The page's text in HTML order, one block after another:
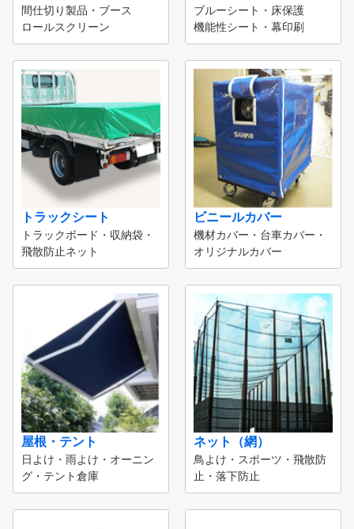
間仕切り製品・ブース
ロールスクリーン
ブルーシート・床保護
機能性シート・幕印刷
トラックシート
トラックボード・収納袋・
飛散防止ネット
ビニールカバー
機材カバー・台車カバー・
オリジナルカバー
屋根・テント
日よけ・雨よけ・オーニン
グ・テント倉庫
ネット（網）
鳥よけ・スポーツ・飛散防
止・落下防止